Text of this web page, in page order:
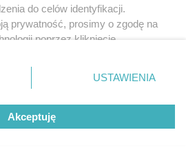
finału debla
do celów identyfikacji.
prywatność, prosimy o zgodę na
poprzez kliknięcie
przycisk ustawień prywatności
dolnym rogu strony
nie wymagają zgody
prawo sprzeciwić się takiemu
będą miały zastosowanie tylko
USTAWIENIA
Akceptuję